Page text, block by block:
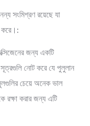
সংমিশ্রণ রয়েছে যা
করে।:
জন্য একটি
সূত্রগুলি নোট করে যে পুলুলান
চেয়ে অনেক ভাল
রক্ষা করার জন্য এটি